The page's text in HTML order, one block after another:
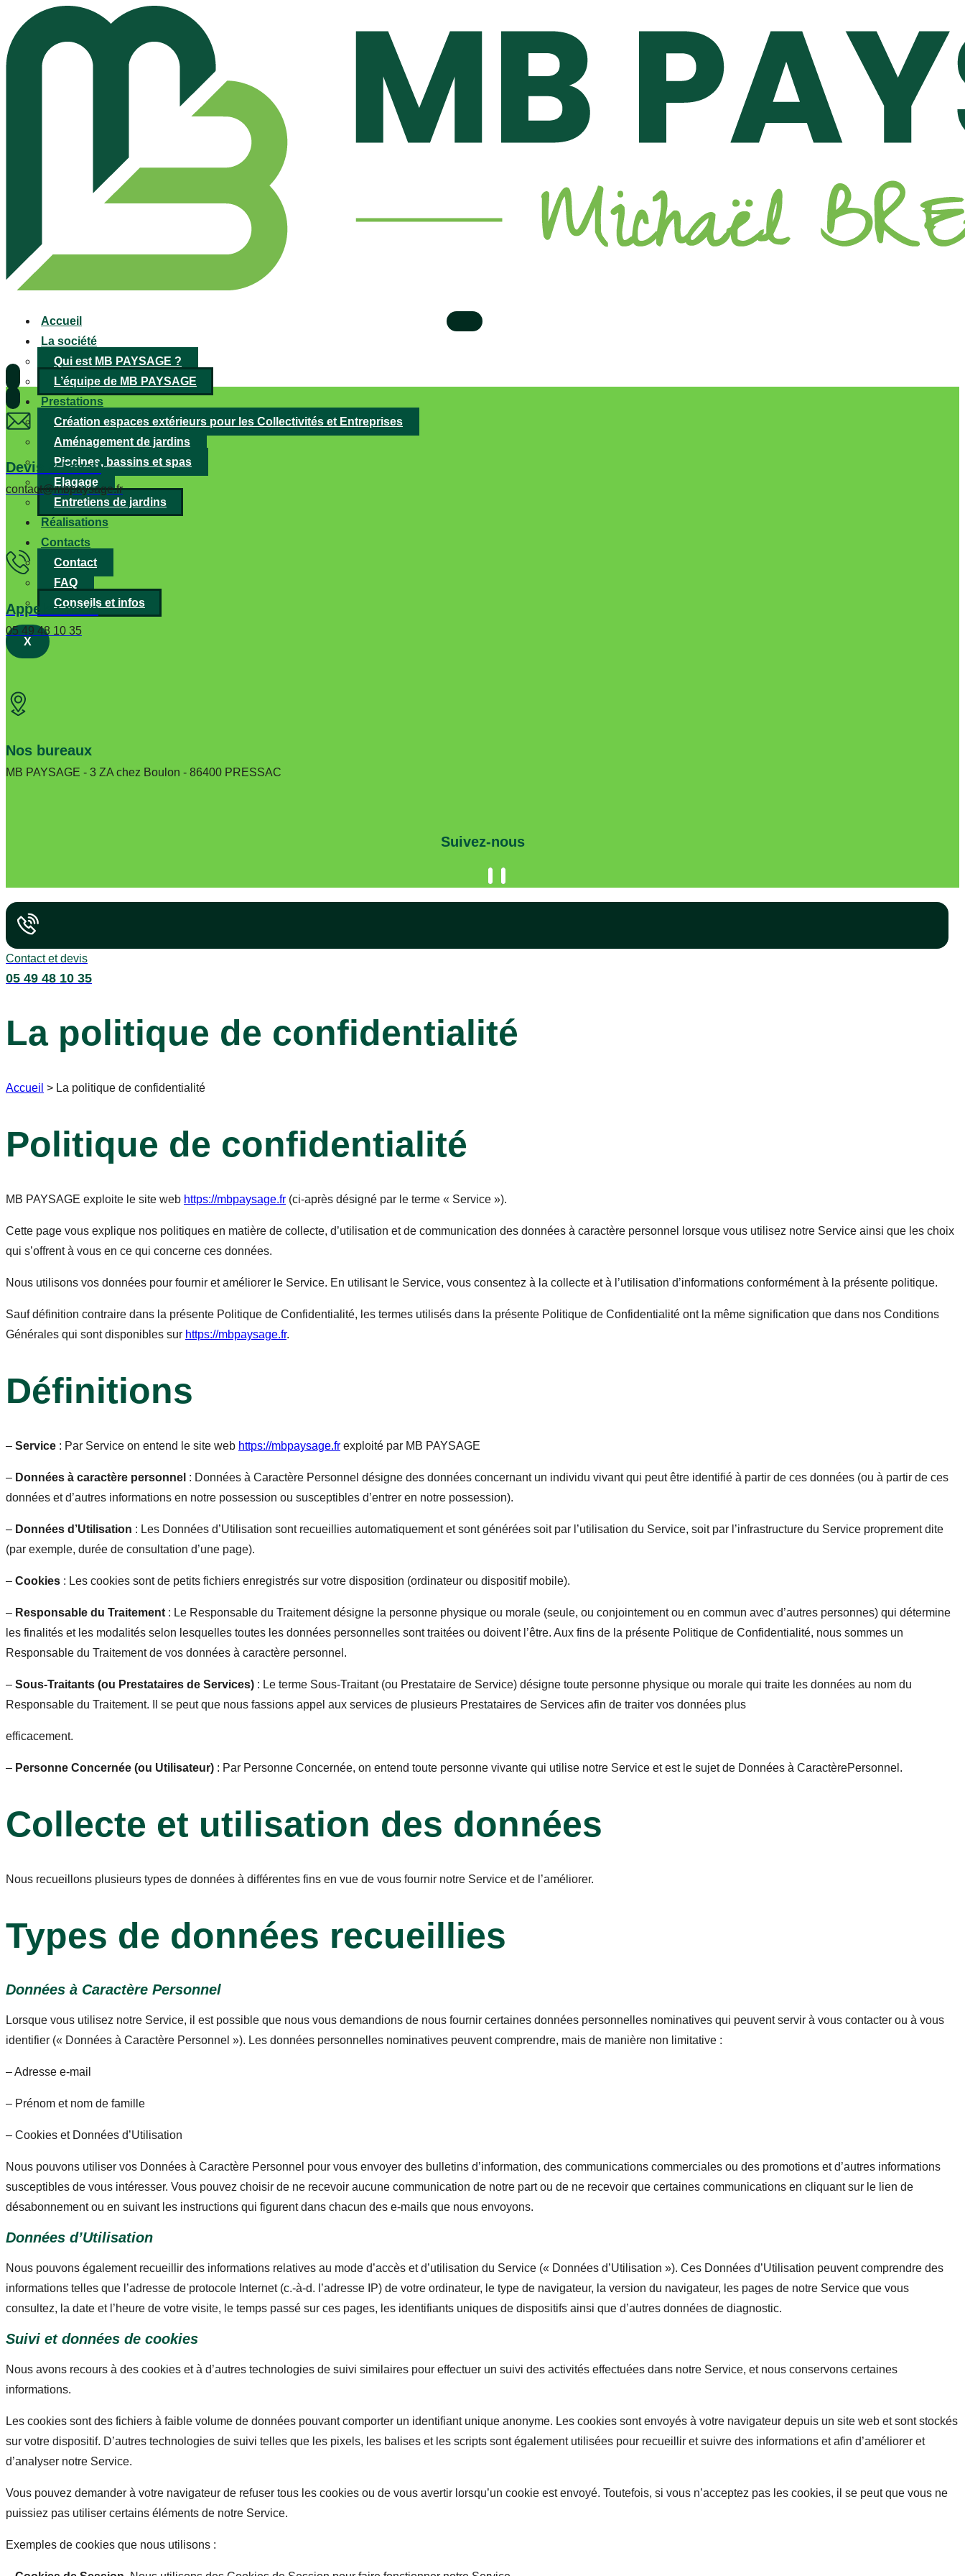
Accueil
La société
Qui est MB PAYSAGE ?
L’équipe de MB PAYSAGE
Prestations
Création espaces extérieurs pour les Collectivités et Entreprises
Aménagement de jardins
Piscines, bassins et spas
Elagage
Entretiens de jardins
Réalisations
Contacts
Contact
FAQ
Conseils et infos
X
Devis & Email
contact@mbpaysage.fr
Appelez nous
05 49 48 10 35
Nos bureaux
MB PAYSAGE - 3 ZA chez Boulon - 86400 PRESSAC
Suivez-nous
Contact et devis
05 49 48 10 35
La politique de confidentialité
Accueil > La politique de confidentialité
Politique de confidentialité
MB PAYSAGE exploite le site web https://mbpaysage.fr (ci-après désigné par le terme « Service »).
Cette page vous explique nos politiques en matière de collecte, d’utilisation et de communication des données à caractère personnel lorsque vous utilisez notre Service ainsi que les choix
qui s’offrent à vous en ce qui concerne ces données.
Nous utilisons vos données pour fournir et améliorer le Service. En utilisant le Service, vous consentez à la collecte et à l’utilisation d’informations conformément à la présente politique.
Sauf définition contraire dans la présente Politique de Confidentialité, les termes utilisés dans la présente Politique de Confidentialité ont la même signification que dans nos Conditions
Générales qui sont disponibles sur https://mbpaysage.fr.
Définitions
– Service : Par Service on entend le site web https://mbpaysage.fr exploité par MB PAYSAGE
– Données à caractère personnel : Données à Caractère Personnel désigne des données concernant un individu vivant qui peut être identifié à partir de ces données (ou à partir de ces
données et d’autres informations en notre possession ou susceptibles d’entrer en notre possession).
– Données d’Utilisation : Les Données d’Utilisation sont recueillies automatiquement et sont générées soit par l’utilisation du Service, soit par l’infrastructure du Service proprement dite
(par exemple, durée de consultation d’une page).
– Cookies : Les cookies sont de petits fichiers enregistrés sur votre disposition (ordinateur ou dispositif mobile).
– Responsable du Traitement : Le Responsable du Traitement désigne la personne physique ou morale (seule, ou conjointement ou en commun avec d’autres personnes) qui détermine
les finalités et les modalités selon lesquelles toutes les données personnelles sont traitées ou doivent l’être. Aux fins de la présente Politique de Confidentialité, nous sommes un
Responsable du Traitement de vos données à caractère personnel.
– Sous-Traitants (ou Prestataires de Services) : Le terme Sous-Traitant (ou Prestataire de Service) désigne toute personne physique ou morale qui traite les données au nom du
Responsable du Traitement. Il se peut que nous fassions appel aux services de plusieurs Prestataires de Services afin de traiter vos données plus
efficacement.
– Personne Concernée (ou Utilisateur) : Par Personne Concernée, on entend toute personne vivante qui utilise notre Service et est le sujet de Données à CaractèrePersonnel.
Collecte et utilisation des données
Nous recueillons plusieurs types de données à différentes fins en vue de vous fournir notre Service et de l’améliorer.
Types de données recueillies
Données à Caractère Personnel
Lorsque vous utilisez notre Service, il est possible que nous vous demandions de nous fournir certaines données personnelles nominatives qui peuvent servir à vous contacter ou à vous
identifier (« Données à Caractère Personnel »). Les données personnelles nominatives peuvent comprendre, mais de manière non limitative :
– Adresse e-mail
– Prénom et nom de famille
– Cookies et Données d’Utilisation
Nous pouvons utiliser vos Données à Caractère Personnel pour vous envoyer des bulletins d’information, des communications commerciales ou des promotions et d’autres informations
susceptibles de vous intéresser. Vous pouvez choisir de ne recevoir aucune communication de notre part ou de ne recevoir que certaines communications en cliquant sur le lien de
désabonnement ou en suivant les instructions qui figurent dans chacun des e-mails que nous envoyons.
Données d’Utilisation
Nous pouvons également recueillir des informations relatives au mode d’accès et d’utilisation du Service (« Données d’Utilisation »). Ces Données d’Utilisation peuvent comprendre des
informations telles que l’adresse de protocole Internet (c.-à-d. l’adresse IP) de votre ordinateur, le type de navigateur, la version du navigateur, les pages de notre Service que vous
consultez, la date et l’heure de votre visite, le temps passé sur ces pages, les identifiants uniques de dispositifs ainsi que d’autres données de diagnostic.
Suivi et données de cookies
Nous avons recours à des cookies et à d’autres technologies de suivi similaires pour effectuer un suivi des activités effectuées dans notre Service, et nous conservons certaines
informations.
Les cookies sont des fichiers à faible volume de données pouvant comporter un identifiant unique anonyme. Les cookies sont envoyés à votre navigateur depuis un site web et sont stockés
sur votre dispositif. D’autres technologies de suivi telles que les pixels, les balises et les scripts sont également utilisées pour recueillir et suivre des informations et afin d’améliorer et
d’analyser notre Service.
Vous pouvez demander à votre navigateur de refuser tous les cookies ou de vous avertir lorsqu’un cookie est envoyé. Toutefois, si vous n’acceptez pas les cookies, il se peut que vous ne
puissiez pas utiliser certains éléments de notre Service.
Exemples de cookies que nous utilisons :